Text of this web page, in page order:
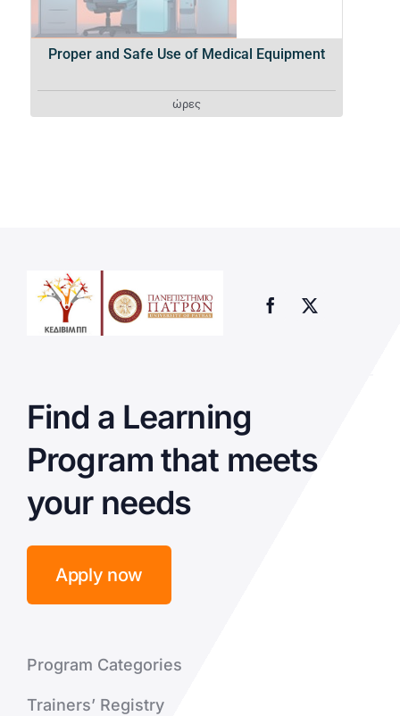
Proper and Safe Use of Medical Equipment
ώρες
Find a Learning
Program that meets
your needs
Apply now
Program Categories
Trainers’ Registry